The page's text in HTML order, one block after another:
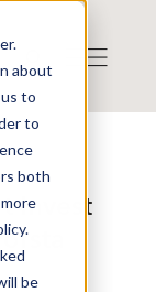
about
to
to
both
be
Invest